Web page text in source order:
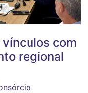
vínculos com
regional